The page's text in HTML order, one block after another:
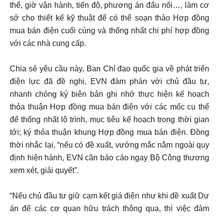
thể, giờ vận hành, tiến độ, phương án đấu nối…, làm cơ
sở cho thiết kế kỹ thuật để có thể soạn thảo Hợp đồng
mua bán điện cuối cùng và thống nhất chi phí hợp đồng
với các nhà cung cấp.
Chia sẻ yêu cầu này, Ban Chỉ đạo quốc gia về phát triển
điện lực đã đề nghị, EVN đàm phán với chủ đầu tư,
nhanh chóng ký biên bản ghi nhớ thực hiện kế hoạch
thỏa thuận Hợp đồng mua bán điện với các mốc cụ thể
để thống nhất lộ trình, mục tiêu kế hoạch trong thời gian
tới; ký thỏa thuận khung Hợp đồng mua bán điện. Đồng
thời nhắc lại, “nếu có đề xuất, vướng mắc nằm ngoài quy
định hiện hành, EVN cần báo cáo ngay Bộ Công thương
xem xét, giải quyết”.
“Nếu chủ đầu tư giữ cam kết giá điện như khi đề xuất Dự
án để các cơ quan hữu trách thông qua, thì việc đàm